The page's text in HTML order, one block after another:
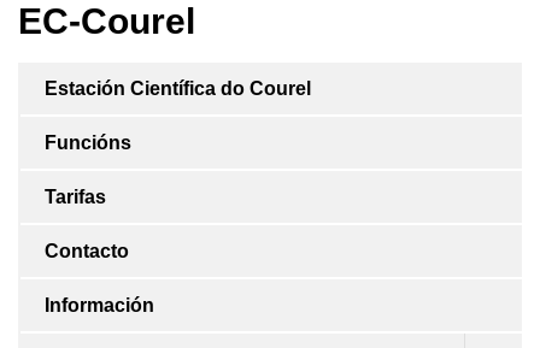
EC-Courel
Estación Científica do Courel
Funcións
Tarifas
Contacto
Información